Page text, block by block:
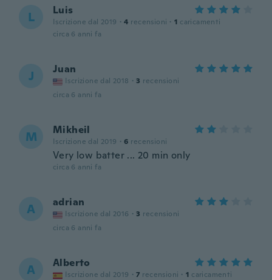
L Luis
Iscrizione dal 2019 · 4 recensioni · 1 caricamenti
circa 6 anni fa
J Juan
Iscrizione dal 2018 · 3 recensioni
circa 6 anni fa
M Mikheil
Iscrizione dal 2019 · 6 recensioni
Very low batter ... 20 min only
circa 6 anni fa
A adrian
Iscrizione dal 2016 · 3 recensioni
circa 6 anni fa
A Alberto
Iscrizione dal 2019 · 7 recensioni · 1 caricamenti